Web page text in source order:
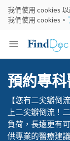
我們使用 cookies
我們使用 cookies。
專科 選擇地
預約專
【您有二尖瓣倒
上二尖瓣倒流！
負荷，長遠更有
供專業的醫療建議